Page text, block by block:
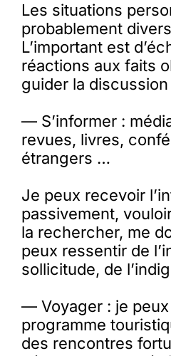
Les situations
probablement
L’important est
réactions aux faits
guider la discussion
— S’informer :
revues, livres,
étrangers …
Je peux recevoir
passivement,
la rechercher, me
peux ressentir de
sollicitude, de
— Voyager : je
programme
des rencontres